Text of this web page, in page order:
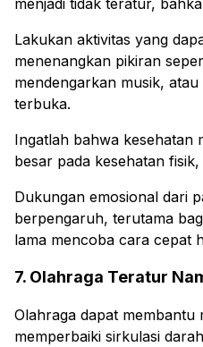
Lakukan aktivitas yang
menenangkan pikiran
mendengarkan musik,
terbuka.
Ingatlah bahwa kesehatan
besar pada kesehatan
Dukungan emosional dari
berpengaruh, terutama
lama mencoba cara cepat
7. Olahraga Teratur
Olahraga dapat membantu
memperbaiki sirkulasi